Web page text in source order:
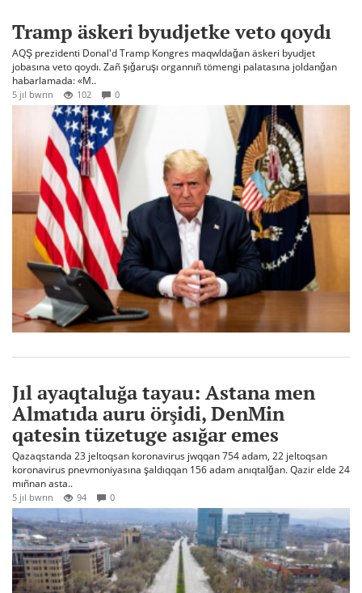
Tramp äskeri byudjetke veto qoydı
AQŞ prezidenti Donal'd Tramp Kongres maqwldağan äskeri byudjet
jobasına veto qoydı. Zañ şığaruşı organnıñ tömengi palatasına joldanğan
habarlamada: «M..
5 jıl bwrın 102 0
Jıl ayaqtaluğa tayau: Astana men
Almatıda auru örşidi, DenMin
qatesin tüzetuge asığar emes
Qazaqstanda 23 jeltoqsan koronavirus jwqqan 754 adam, 22 jeltoqsan
koronavirus pnevmoniyasına şaldıqqan 156 adam anıqtalğan. Qazir elde 24
mıñnan asta..
5 jıl bwrın 94 0